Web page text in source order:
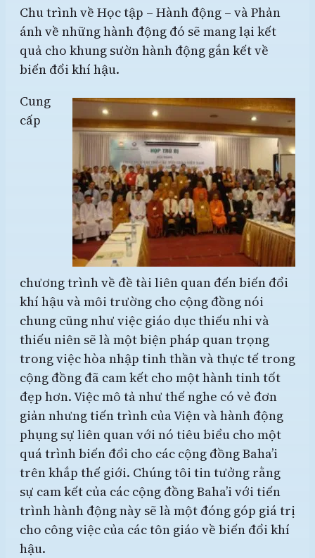
Chu trình về Học tập – Hành động – và Phản
ánh về những hành động đó sẽ mang lại kết
quả cho khung sườn hành động gắn kết về
biến đổi khí hậu.
Cung
cấp
chương trình về đề tài liên quan đến biến đổi
khí hậu và môi trường cho cộng đồng nói
chung cũng như việc giáo dục thiếu nhi và
thiếu niên sẽ là một biện pháp quan trọng
trong việc hòa nhập tinh thần và thực tế trong
cộng đồng đã cam kết cho một hành tinh tốt
đẹp hơn. Việc mô tả như thế nghe có vẻ đơn
giản nhưng tiến trình của Viện và hành động
phụng sự liên quan với nó tiêu biểu cho một
quá trình biến đổi cho các cộng đồng Baha’i
trên khắp thế giới. Chúng tôi tin tưởng rằng
sự cam kết của các cộng đồng Baha’i với tiến
trình hành động này sẽ là một đóng góp giá trị
cho công việc của các tôn giáo về biến đổi khí
hậu.